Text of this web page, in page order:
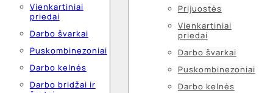
Vienkartiniai
priedai
Darbo švarkai
Puskombinezoniai
Darbo kelnės
Darbo bridžai ir
Prijuostės
Vienkartiniai
priedai
Darbo švarkai
Puskombinezoniai
Darbo kelnės